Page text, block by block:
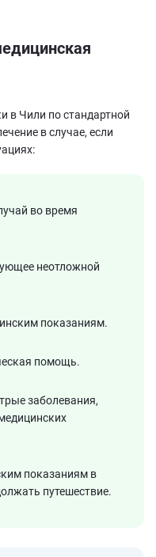
в Чили по стандартной
в случае, если
во время
неотложной
показаниям.
помощь.
заболевания,
показаниям в
путешествие.